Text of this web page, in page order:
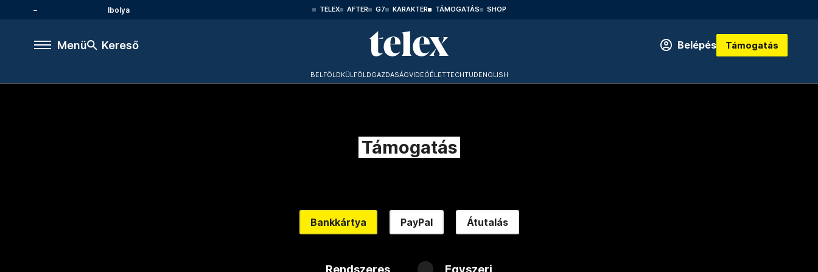
Ibolya TELEX AFTER G7 KARAKTER TÁMOGATÁS SHOP
Menü Kereső Belépés Támogatás
BELFÖLDKÜLFÖLDGAZDASÁGVIDEÓÉLETTECHTUDENGLISH
Támogatás
Bankkártya PayPal Átutalás
Rendszeres Egyszeri